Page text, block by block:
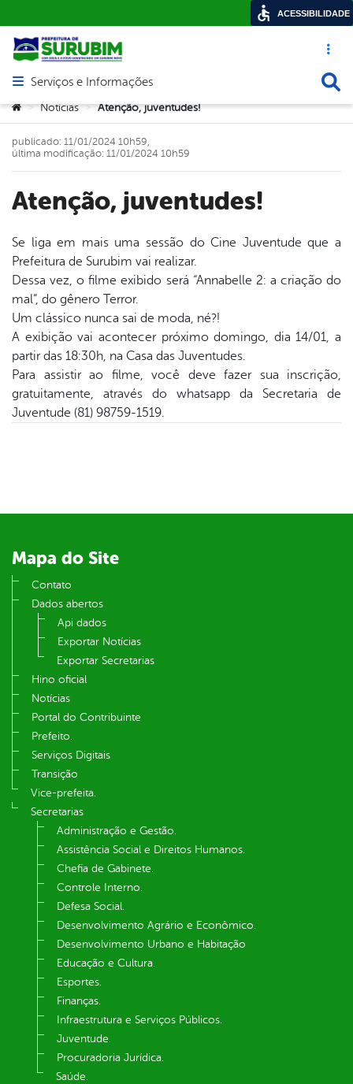
Acesso
Abrir menu principal de navegação
Serviços e Informações
Você está aqui:
> Notícias > Atenção, juventudes!
Atenção, juventudes!
publicado: 11/01/2024 10h59,
última modificação: 11/01/2024 10h59
Se liga em mais uma sessão do Cine Juventude que a
Prefeitura de Surubim vai realizar.
Dessa vez, o filme exibido será “Annabelle 2: a criação do
mal”, do gênero Terror.
Um clássico nunca sai de moda, né?!
A exibição vai acontecer próximo domingo, dia 14/01, a
partir das 18:30h, na Casa das Juventudes.
Para assistir ao filme, você deve fazer sua inscrição,
gratuitamente, através do whatsapp da Secretaria de
Juventude (81) 98759-1519.
Mapa do Site
Contato
Dados abertos
Api dados
Exportar Notícias
Exportar Secretarias
Hino oficial
Notícias
Portal do Contribuinte
Prefeito.
Serviços Digitais
Transição
Vice-prefeita.
Secretarias
Administração e Gestão.
Assistência Social e Direitos Humanos.
Chefia de Gabinete.
Controle Interno.
Defesa Social.
Desenvolvimento Agrário e Econômico.
Desenvolvimento Urbano e Habitação
Educação e Cultura.
Esportes.
Finanças.
Infraestrutura e Serviços Públicos.
Juventude.
Procuradoria Jurídica.
Saúde.
ACESSIBILIDADE